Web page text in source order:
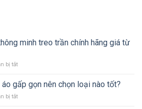
minh treo trần chính hãng giá từ
bị tắtở
giàn
phơi
thông
áo gấp gọn nên chọn loại nào tốt?
bị tắtở